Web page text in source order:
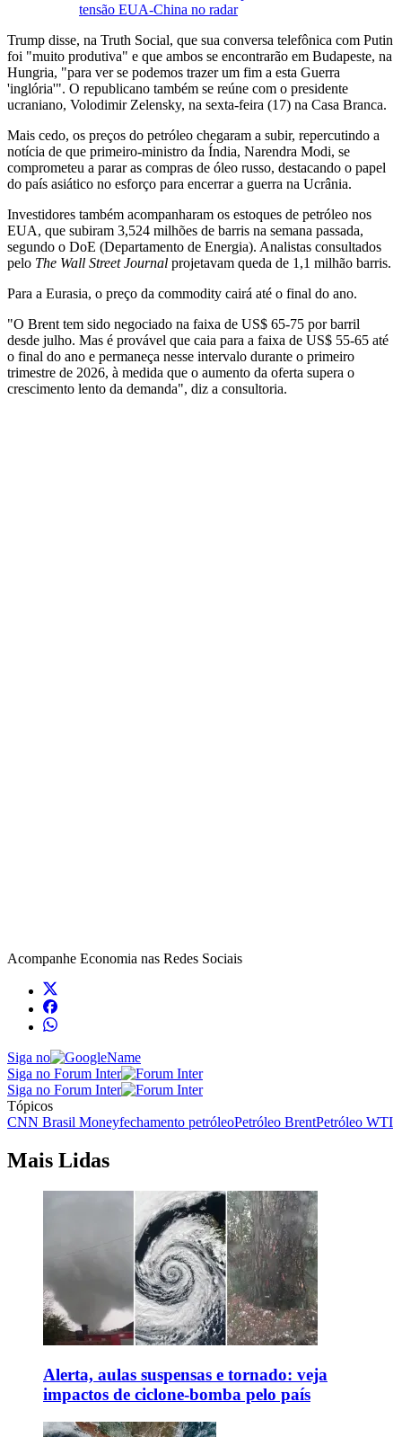
tensão EUA-China no radar
Trump disse, na Truth Social, que sua conversa telefônica com Putin
foi "muito produtiva" e que ambos se encontrarão em Budapeste, na
Hungria, "para ver se podemos trazer um fim a esta Guerra
'inglória'". O republicano também se reúne com o presidente
ucraniano, Volodimir Zelensky, na sexta-feira (17) na Casa Branca.
Mais cedo, os preços do petróleo chegaram a subir, repercutindo a
notícia de que primeiro-ministro da Índia, Narendra Modi, se
comprometeu a parar as compras de óleo russo, destacando o papel
do país asiático no esforço para encerrar a guerra na Ucrânia.
Investidores também acompanharam os estoques de petróleo nos
EUA, que subiram 3,524 milhões de barris na semana passada,
segundo o DoE (Departamento de Energia). Analistas consultados
pelo The Wall Street Journal projetavam queda de 1,1 milhão barris.
Para a Eurasia, o preço da commodity cairá até o final do ano.
"O Brent tem sido negociado na faixa de US$ 65-75 por barril
desde julho. Mas é provável que caia para a faixa de US$ 55-65 até
o final do ano e permaneça nesse intervalo durante o primeiro
trimestre de 2026, à medida que o aumento da oferta supera o
crescimento lento da demanda", diz a consultoria.
Acompanhe Economia nas Redes Sociais
Siga no
Siga no Forum Inter
Siga no Forum Inter
Tópicos
CNN Brasil Moneyfechamento petróleoPetróleo BrentPetróleo WTI
Mais Lidas
Alerta, aulas suspensas e tornado: veja
impactos de ciclone-bomba pelo país